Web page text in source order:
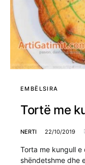
EMBËLSIRA
Tortë me
NERTI 22/10/2019
Torta me kungull e
shëndetshme dhe